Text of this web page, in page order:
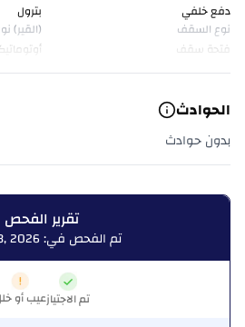
دفع خلفي
بترول
نوع السقف
فتحة سقف
(القير)
أوتوماتيكي
الحوادث
بدون حوادث
تقرير الفحص
تم الفحص في: May 03, 2026
تم الاجتيازعيب أو